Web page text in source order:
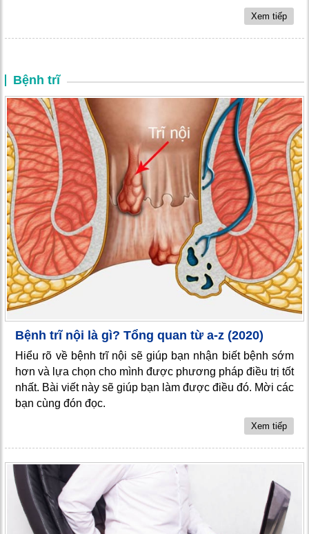
Xem tiếp
Bệnh trĩ
Bệnh trĩ nội là gì? Tổng quan từ a-z (2020)
Hiểu rõ về bệnh trĩ nội sẽ giúp bạn nhận biết bệnh sớm
hơn và lựa chọn cho mình được phương pháp điều trị tốt
nhất. Bài viết này sẽ giúp bạn làm được điều đó. Mời các
bạn cùng đón đọc.
Xem tiếp